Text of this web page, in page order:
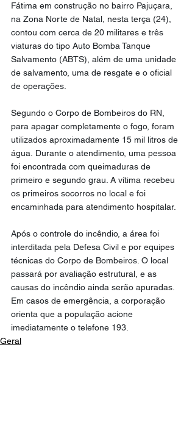
Fátima em construção no bairro Pajuçara,
na Zona Norte de Natal, nesta terça (24),
contou com cerca de 20 militares e três
viaturas do tipo Auto Bomba Tanque
Salvamento (ABTS), além de uma unidade
de salvamento, uma de resgate e o oficial
de operações.
Segundo o Corpo de Bombeiros do RN,
para apagar completamente o fogo, foram
utilizados aproximadamente 15 mil litros de
água. Durante o atendimento, uma pessoa
foi encontrada com queimaduras de
primeiro e segundo grau. A vítima recebeu
os primeiros socorros no local e foi
encaminhada para atendimento hospitalar.
Após o controle do incêndio, a área foi
interditada pela Defesa Civil e por equipes
técnicas do Corpo de Bombeiros. O local
passará por avaliação estrutural, e as
causas do incêndio ainda serão apuradas.
Em casos de emergência, a corporação
orienta que a população acione
imediatamente o telefone 193.
Geral